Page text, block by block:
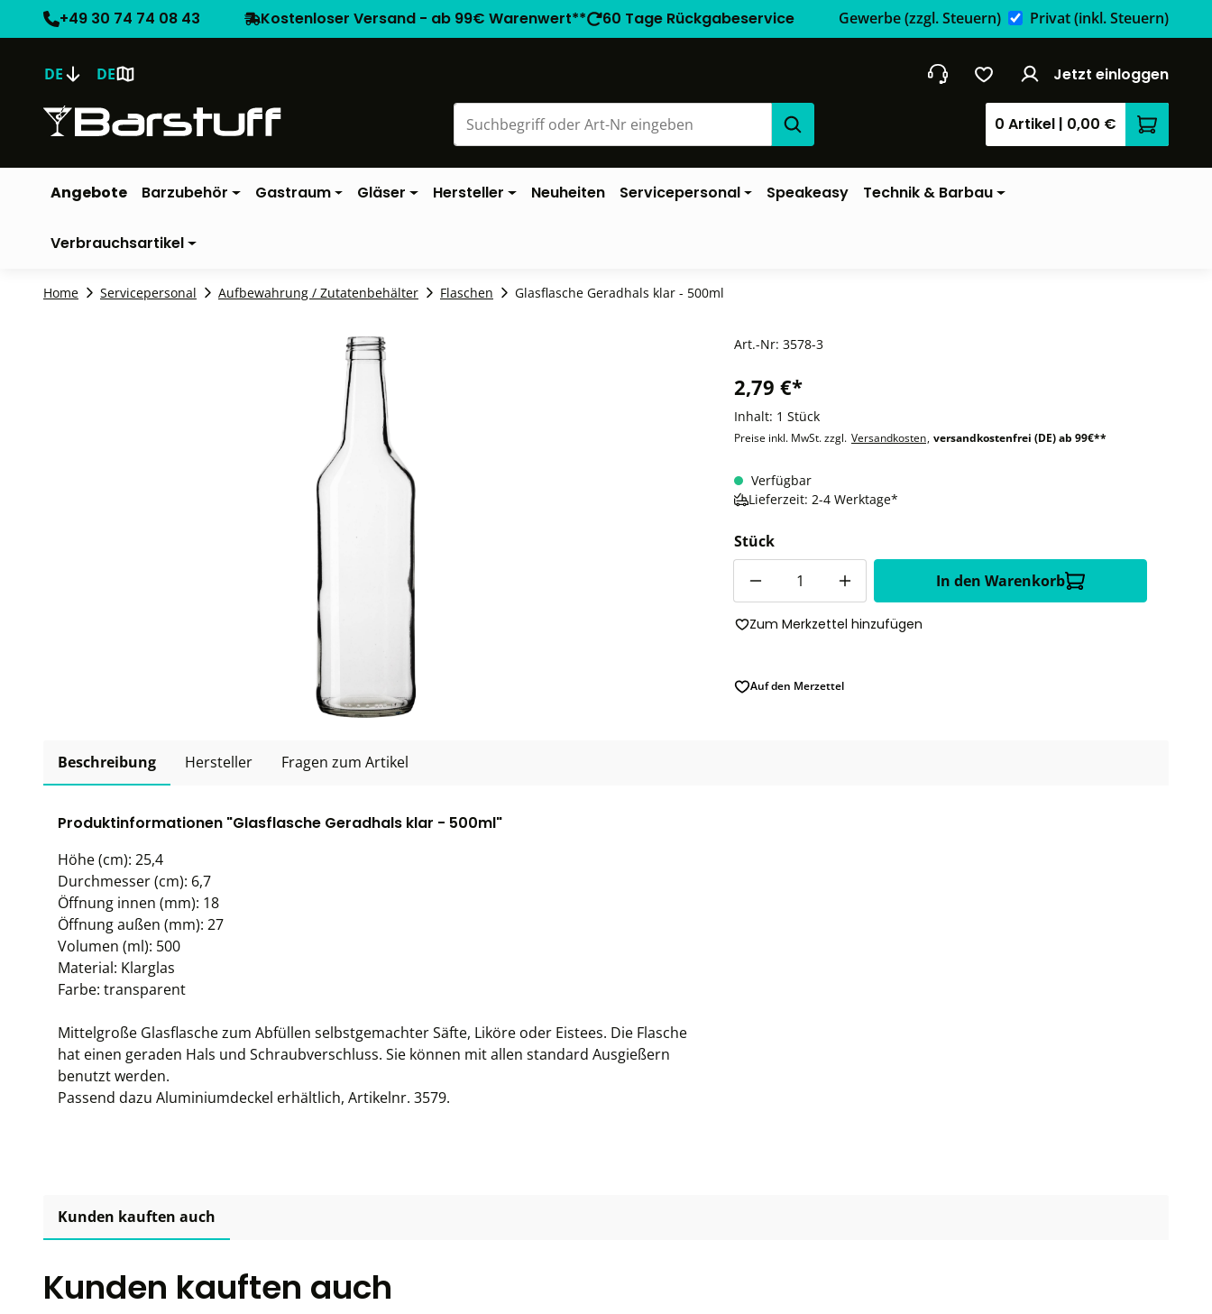
+49 30 74 74 08 43 Kostenloser Versand - ab 99€ Warenwert** 60 Tage Rückgabeservice Gewerbe(zzgl. Steuern) Privat(inkl. Steuern)
DE DE Jetzt einloggen
0 Artikel | 0,00 €
Angebote Barzubehör Gastraum Gläser Hersteller Neuheiten Servicepersonal Speakeasy Technik & Barbau
Verbrauchsartikel
Home Servicepersonal Aufbewahrung / Zutatenbehälter Flaschen Glasflasche Geradhals klar - 500ml
Art.-Nr: 3578-3
2,79 €*
Inhalt: 1 Stück
Preise inkl. MwSt. zzgl. Versandkosten, versandkostenfrei (DE) ab 99€**
Verfügbar
Lieferzeit: 2-4 Werktage*
Stück
In den Warenkorb
Zum Merkzettel hinzufügen
Auf den Merzettel
Beschreibung Hersteller Fragen zum Artikel
Produktinformationen "Glasflasche Geradhals klar - 500ml"
Höhe (cm): 25,4
Durchmesser (cm): 6,7
Öffnung innen (mm): 18
Öffnung außen (mm): 27
Volumen (ml): 500
Material: Klarglas
Farbe: transparent
Mittelgroße Glasflasche zum Abfüllen selbstgemachter Säfte, Liköre oder Eistees. Die Flasche
hat einen geraden Hals und Schraubverschluss. Sie können mit allen standard Ausgießern
benutzt werden.
Passend dazu Aluminiumdeckel erhältlich, Artikelnr. 3579.
Kunden kauften auch
Kunden kauften auch